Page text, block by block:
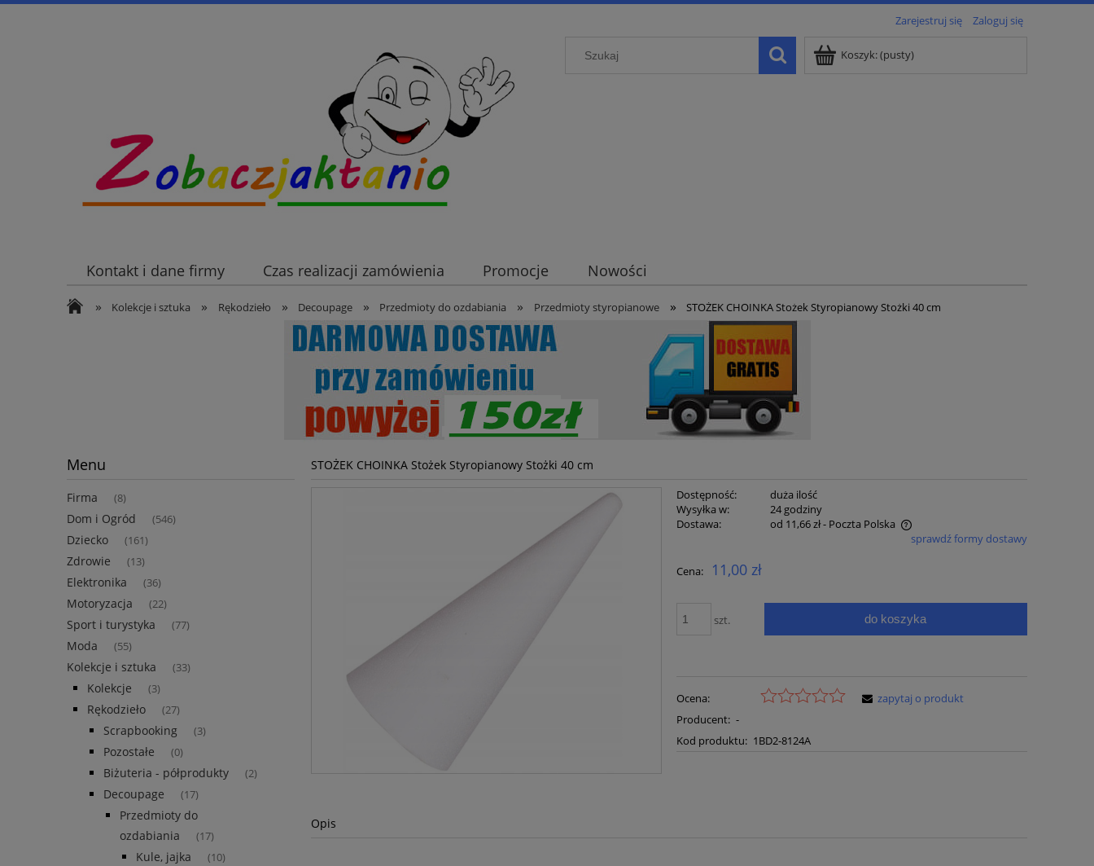
Zarejestruj się Zaloguj się
Koszyk:(pusty)
Kontakt i dane firmy Czas realizacji zamówienia Promocje Nowości
» Kolekcje i sztuka » Rękodzieło » Decoupage » Przedmioty do ozdabiania » Przedmioty styropianowe » STOŻEK CHOINKA Stożek Styropianowy Stożki 40 cm
Menu
Firma (8)
Dom i Ogród (546)
Dziecko (161)
Zdrowie (13)
Elektronika (36)
Motoryzacja (22)
Sport i turystyka (77)
Moda (55)
Kolekcje i sztuka (33)
Kolekcje (3)
Rękodzieło (27)
Scrapbooking (3)
Pozostałe (0)
Biżuteria - półprodukty (2)
Decoupage (17)
Przedmioty do
ozdabiania
(17)
Kule, jajka (10)
STOŻEK CHOINKA Stożek Styropianowy Stożki 40 cm
Dostępność:
duża ilość
Wysyłka w:
24 godziny
Dostawa:
od 11,66 zł- Poczta Polska
płatności
sprawdź formy dostawy
Cena: 11,00 zł
szt. do koszyka
Ocena:
Producent: -
Kod produktu: 1BD2-8124A
zapytaj o produkt
Opis